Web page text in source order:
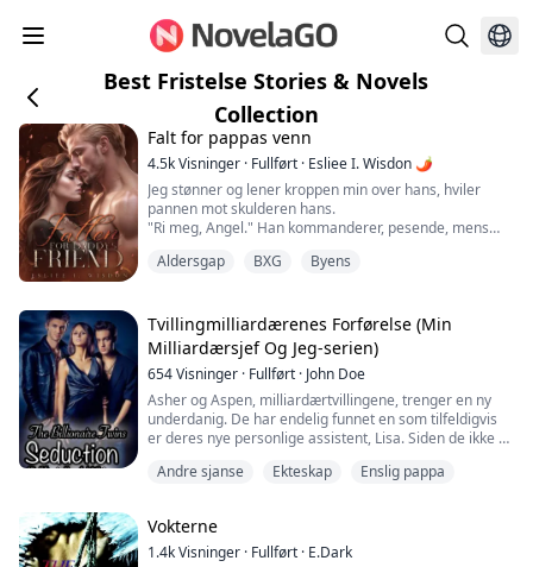
Best Fristelse Stories & Novels
Collection
Falt for pappas venn
4.5kVisninger · Fullført · Esliee I. Wisdon 🌶
Jeg stønner og lener kroppen min over hans, hviler
pannen mot skulderen hans.
"Ri meg, Angel." Han kommanderer, pesende, mens
"Sett den inn i meg, vær så snill..." Jeg ber, biter ham i
orgasme jeg har følt alene. Han bare gnir pikken sin
mot meg, og følelsen er bedre enn n...
Aldersgap BXG Byens
Tvillingmilliardærenes Forførelse (Min
Milliardærsjef Og Jeg-serien)
654Visninger · Fullført · John Doe
Asher og Aspen, milliardærtvillingene, trenger en ny
underdanig. De har endelig funnet en som tilfeldigvis
er deres nye personlige assistent, Lisa. Siden de ikke vil
de seg for å forføre henne til å akseptere å bli deres
Andre sjanse Ekteskap Enslig pappa
Vokterne
1.4kVisninger · Fullført · E.Dark